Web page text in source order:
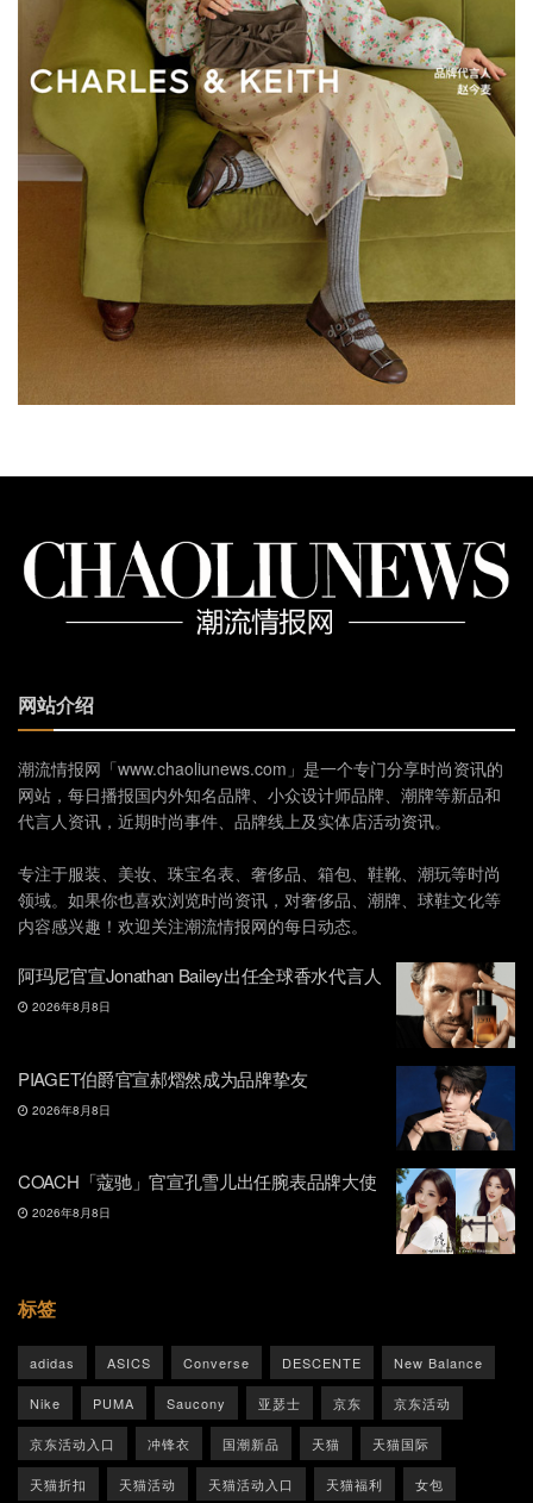
网站介绍
潮流情报网「www.chaoliunews.com」是一个专门分享时尚资讯的
网站，每日播报国内外知名品牌、小众设计师品牌、潮牌等新品和
代言人资讯，近期时尚事件、品牌线上及实体店活动资讯。
专注于服装、美妆、珠宝名表、奢侈品、箱包、鞋靴、潮玩等时尚
领域。如果你也喜欢浏览时尚资讯，对奢侈品、潮牌、球鞋文化等
内容感兴趣！欢迎关注潮流情报网的每日动态。
阿玛尼官宣Jonathan Bailey出任全球香水代言人
2026年8月8日
PIAGET伯爵官宣郝熠然成为品牌挚友
2026年8月8日
COACH「蔻驰」官宣孔雪儿出任腕表品牌大使
2026年8月8日
标签
adidas ASICS Converse DESCENTE New Balance
Nike PUMA Saucony 亚瑟士 京东 京东活动
京东活动入口 冲锋衣 国潮新品 天猫 天猫国际
天猫折扣 天猫活动 天猫活动入口 天猫福利 女包